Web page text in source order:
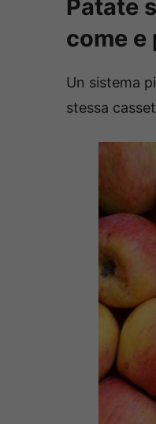
Patate
come e
Un sistema
stessa